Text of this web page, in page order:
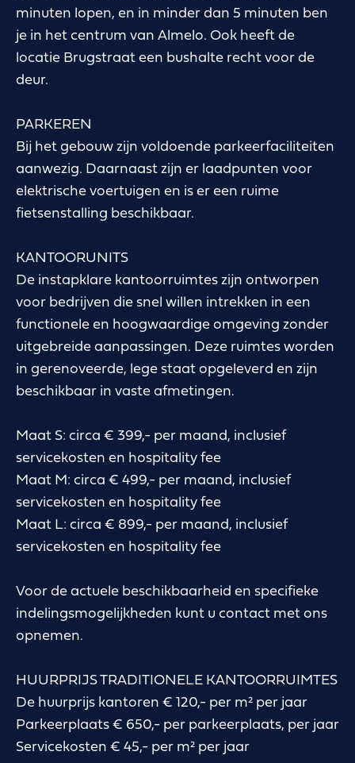
minuten lopen, en in minder dan 5 minuten ben
je in het centrum van Almelo. Ook heeft de
locatie Brugstraat een bushalte recht voor de
deur.
PARKEREN
Bij het gebouw zijn voldoende parkeerfaciliteiten
aanwezig. Daarnaast zijn er laadpunten voor
elektrische voertuigen en is er een ruime
fietsenstalling beschikbaar.
KANTOORUNITS
De instapklare kantoorruimtes zijn ontworpen
voor bedrijven die snel willen intrekken in een
functionele en hoogwaardige omgeving zonder
uitgebreide aanpassingen. Deze ruimtes worden
in gerenoveerde, lege staat opgeleverd en zijn
beschikbaar in vaste afmetingen.
Maat S: circa € 399,- per maand, inclusief
servicekosten en hospitality fee
Maat M: circa € 499,- per maand, inclusief
servicekosten en hospitality fee
Maat L: circa € 899,- per maand, inclusief
servicekosten en hospitality fee
Voor de actuele beschikbaarheid en specifieke
indelingsmogelijkheden kunt u contact met ons
opnemen.
HUURPRIJS TRADITIONELE KANTOORRUIMTES
De huurprijs kantoren € 120,- per m² per jaar
Parkeerplaats € 650,- per parkeerplaats, per jaar
Servicekosten € 45,- per m² per jaar